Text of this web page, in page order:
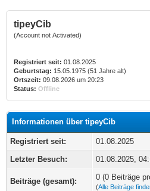
tipeyCib
(Account not Activated)
Registriert seit: 01.08.2025
Geburtstag: 15.05.1975 (51 Jahre alt)
Ortszeit: 09.08.2026 um 20:23
Status: Offline
Informationen über tipeyCib
Registriert seit:
01.08.2025
Letzter Besuch:
01.08.2025,
Beiträge (gesamt): 0 (0 Beiträge
(Alle Beiträge